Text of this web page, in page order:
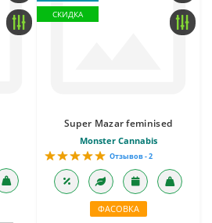
СКИДКА
Super Mazar feminised
Monster Cannabis
Отзывов - 2
ФАСОВКА